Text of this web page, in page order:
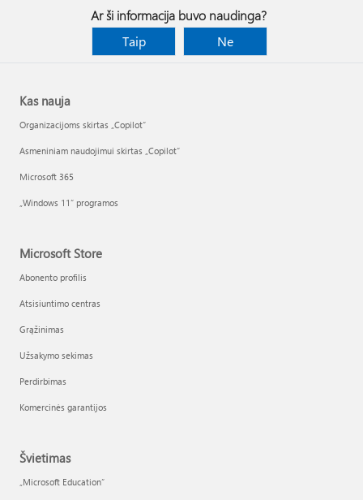
Ar ši informacija buvo naudinga?
Taip
Ne
Kas nauja
Organizacijoms skirtas „Copilot“
Asmeniniam naudojimui skirtas „Copilot“
Microsoft 365
„Windows 11“ programos
Microsoft Store
Abonento profilis
Atsisiuntimo centras
Grąžinimas
Užsakymo sekimas
Perdirbimas
Komercinės garantijos
Švietimas
„Microsoft Education“